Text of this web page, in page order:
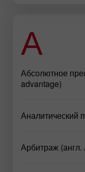
А
Абсолютное
advantage)
Аналитический
Арбитраж (англ.